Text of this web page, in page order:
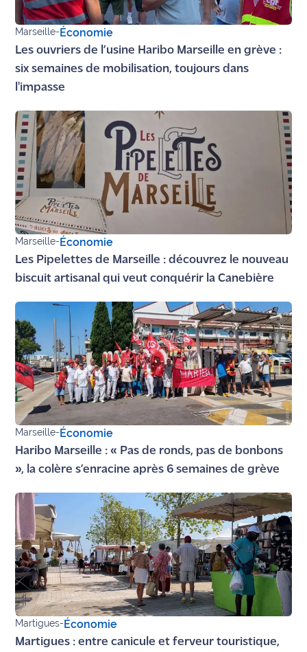
rouge
Maritima
L'anecdote
de Jeff
mon
club
Les
Coachs
Maritima
Bon
plan
contacter
Ecouter
et voir
Maritima
Qui
sommes
nous ?
Devenir
annonceur
Recrutement
Mention
légales
Conditions
générales
d'utilisation du
site maritima.fr
Marseille-Économie
Les ouvriers de l’usine Haribo Marseille en grève :
six semaines de mobilisation, toujours dans
l'impasse
Marseille-Économie
Les Pipelettes de Marseille : découvrez le nouveau
biscuit artisanal qui veut conquérir la Canebière
Marseille-Économie
Haribo Marseille : « Pas de ronds, pas de bonbons
», la colère s’enracine après 6 semaines de grève
Martigues-Économie
Martigues : entre canicule et ferveur touristique,